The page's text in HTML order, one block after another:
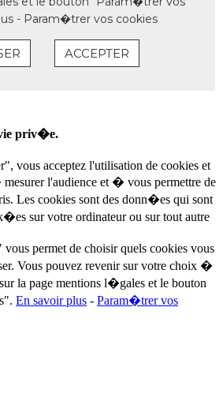
priv�e.
vous acceptez l'utilisation de cookies et
l'audience et � vous permettre de
Les cookies sont des donn�es qui sont
sur votre ordinateur ou sur tout autre
permet de choisir quels cookies vous
Vous pouvez revenir sur votre choix �
la page mentions l�gales et le bouton
En savoir plus - Param�trer vos